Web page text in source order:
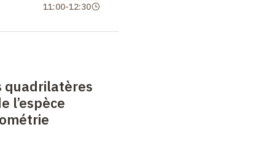
11:00-12:30
quadrilatères
l’espèce